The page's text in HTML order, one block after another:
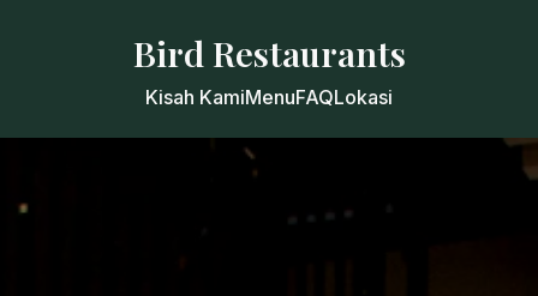
Bird Restaurants
Kisah KamiMenuFAQLokasi